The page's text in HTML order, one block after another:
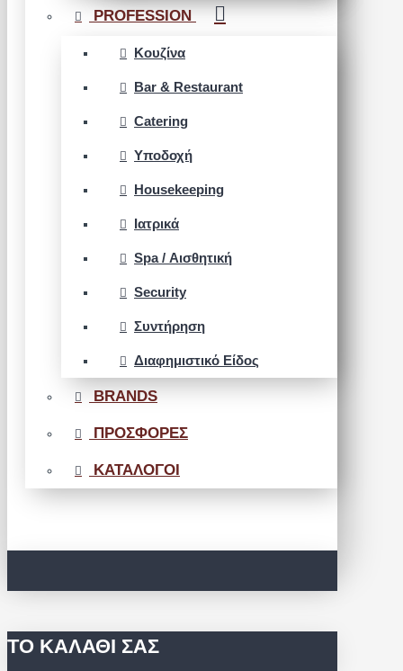
PROFESSION
Κουζίνα
Bar & Restaurant
Catering
Υποδοχή
Housekeeping
Ιατρικά
Spa / Αισθητική
Security
Συντήρηση
Διαφημιστικό Είδος
BRANDS
ΠΡΟΣΦΟΡΕΣ
ΚΑΤΑΛΟΓΟΙ
ΤΟ ΚΑΛΆΘΙ ΣΑΣ